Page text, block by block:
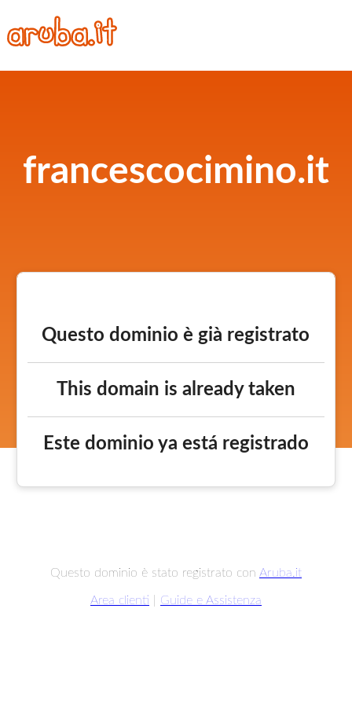
francescocimino.it
Questo dominio è già registrato
This domain is already taken
Este dominio ya está registrado
Questo dominio è stato registrato con Aruba.it
Area clienti Guide e Assistenza